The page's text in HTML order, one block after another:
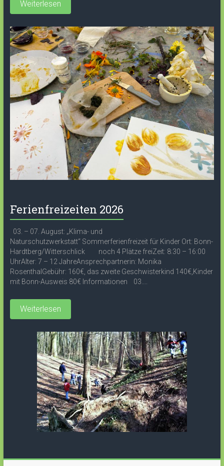
Weiterlesen
Ferienfreizeiten 2026
03. – 07. August: „Klima- und
Naturschutzwerkstatt“ Sommerferienfreizeit für Kinder Ort: Bonn-
Hardtberg/Witterschlick noch 4 Plätze freiZeit: 8:30 – 16:00
UhrAlter: 7 – 12 JahreAnsprechpartnerin: Monika
RosenthalGebühr: 160€, das zweite Geschwisterkind 140€,Kinder
mit Bonn-Ausweis 80€ Informationen 03....
Weiterlesen